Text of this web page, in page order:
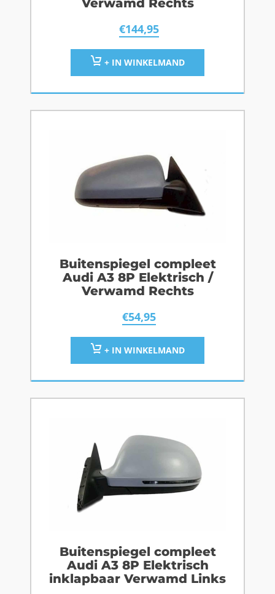
Verwamd Rechts
€144,95
+ IN WINKELMAND
Buitenspiegel compleet
Audi A3 8P Elektrisch /
Verwamd Rechts
€54,95
+ IN WINKELMAND
Buitenspiegel compleet
Audi A3 8P Elektrisch
inklapbaar Verwamd Links